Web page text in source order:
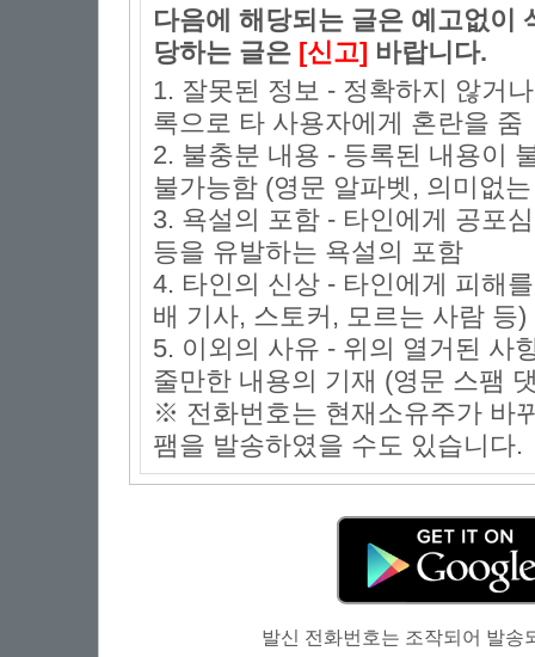
다음에 해당되는 글은 예고없이
당하는 글은 [신고] 바랍니다.
1. 잘못된 정보 - 정확하지 않거
록으로 타 사용자에게 혼란을 줌
2. 불충분 내용 - 등록된 내용이
불가능함 (영문 알파벳, 의미없
3. 욕설의 포함 - 타인에게 공포
등을 유발하는 욕설의 포함
4. 타인의 신상 - 타인에게 피해
배 기사, 스토커, 모르는 사람 등)
5. 이외의 사유 - 위의 열거된 사
줄만한 내용의 기재 (영문 스팸
※ 전화번호는 현재소유주가 바
팸을 발송하였을 수도 있습니다.
발신 전화번호는 조작되어 발송